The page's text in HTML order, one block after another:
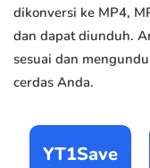
dikonversi ke MP4,
dan dapat diunduh.
sesuai dan
cerdas Anda.
YT1Save